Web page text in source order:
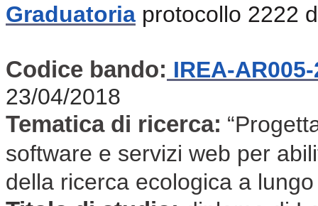
Graduatoria protocollo 2222
Codice bando: IREA-
23/04/2018
Tematica di ricerca:
software e servizi web per
della ricerca ecologica a